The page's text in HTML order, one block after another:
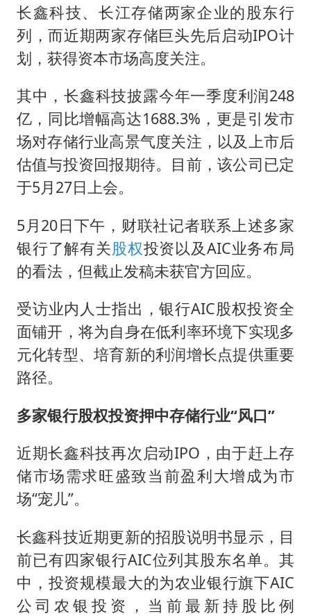
白海豚突然大拐弯 走出罕见路线
货车高速制动失灵 交警护航化险为夷
长鑫科技、长江存储两家企业的股东行
列，而近期两家存储巨头先后启动IPO计
划，获得资本市场高度关注。
其中，长鑫科技披露今年一季度利润248
亿，同比增幅高达1688.3%，更是引发市
场对存储行业高景气度关注，以及上市后
估值与投资回报期待。目前，该公司已定
于5月27日上会。
5月20日下午，财联社记者联系上述多家
银行了解有关股权投资以及AIC业务布局
的看法，但截止发稿未获官方回应。
受访业内人士指出，银行AIC股权投资全
面铺开，将为自身在低利率环境下实现多
元化转型、培育新的利润增长点提供重要
路径。
多家银行股权投资押中存储行业“风口”
近期长鑫科技再次启动IPO，由于赶上存
储市场需求旺盛致当前盈利大增成为市
场“宠儿”。
长鑫科技近期更新的招股说明书显示，目
前已有四家银行AIC位列其股东名单。其
中，投资规模最大的为农业银行旗下AIC
公司农银投资，当前最新持股比例